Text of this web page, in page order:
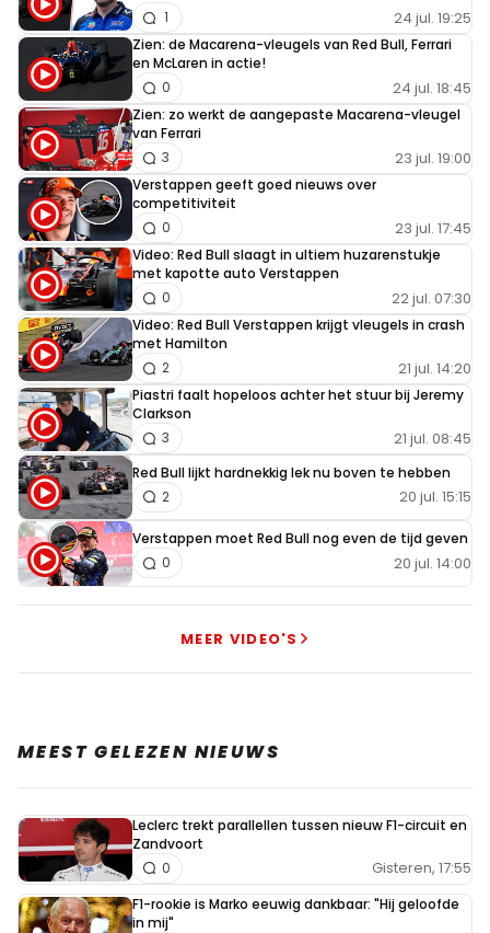
24 jul. 19:25
1
Zien: de Macarena-vleugels van Red Bull, Ferrari
en McLaren in actie!
24 jul. 18:45
0
Zien: zo werkt de aangepaste Macarena-vleugel
van Ferrari
23 jul. 19:00
3
Verstappen geeft goed nieuws over
competitiviteit
23 jul. 17:45
0
Video: Red Bull slaagt in ultiem huzarenstukje
met kapotte auto Verstappen
22 jul. 07:30
0
Video: Red Bull Verstappen krijgt vleugels in crash
met Hamilton
21 jul. 14:20
2
Piastri faalt hopeloos achter het stuur bij Jeremy
Clarkson
21 jul. 08:45
3
Red Bull lijkt hardnekkig lek nu boven te hebben
20 jul. 15:15
2
Verstappen moet Red Bull nog even de tijd geven
20 jul. 14:00
0
MEER VIDEO'S
MEEST GELEZEN NIEUWS
Leclerc trekt parallellen tussen nieuw F1-circuit en
Zandvoort
Gisteren, 17:55
0
F1-rookie is Marko eeuwig dankbaar: "Hij geloofde
in mij"